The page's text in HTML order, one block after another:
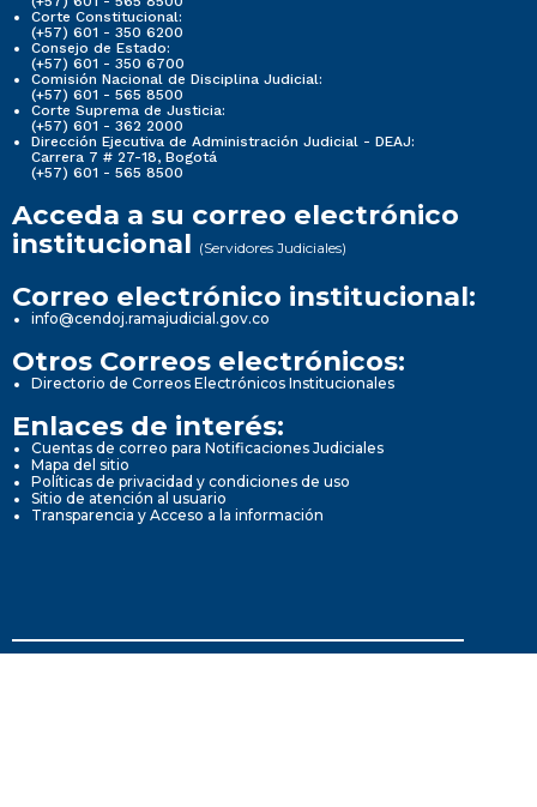
Corte Constitucional:
(+57) 601 - 350 6200
Consejo de Estado:
(+57) 601 - 350 6700
Comisión Nacional de Disciplina Judicial:
(+57) 601 - 565 8500
Corte Suprema de Justicia:
(+57) 601 - 362 2000
Dirección Ejecutiva de Administración Judicial - DEAJ:
Carrera 7 # 27-18, Bogotá
(+57) 601 - 565 8500
Acceda a su correo electrónico
institucional (Servidores Judiciales)
Correo electrónico institucional:
info@cendoj.ramajudicial.gov.co
Otros Correos electrónicos:
Directorio de Correos Electrónicos Institucionales
Enlaces de interés:
Cuentas de correo para Notificaciones Judiciales
Mapa del sitio
Políticas de privacidad y condiciones de uso
Sitio de atención al usuario
Transparencia y Acceso a la información